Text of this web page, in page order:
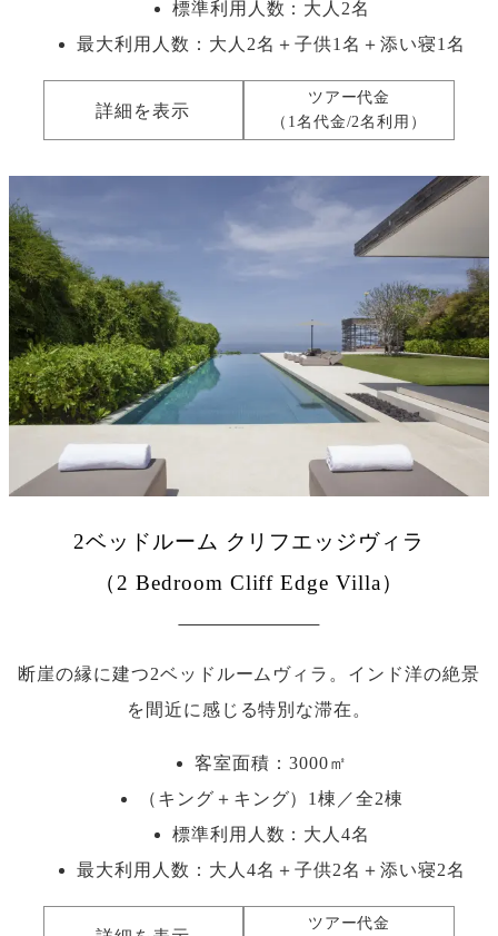
標準利用人数： 大人2名
最大利用人数： 大人2名＋子供1名＋添い寝1名
詳細を表示
ツアー代金
（1名代金/2名利用）
2ベッドルーム クリフエッジヴィラ
（2 Bedroom Cliff Edge Villa）
断崖の縁に建つ2ベッドルームヴィラ。インド洋の絶景
を間近に感じる特別な滞在。
客室面積：3000㎡
（キング＋キング）1棟／全2棟
標準利用人数： 大人4名
最大利用人数： 大人4名＋子供2名＋添い寝2名
ツアー代金